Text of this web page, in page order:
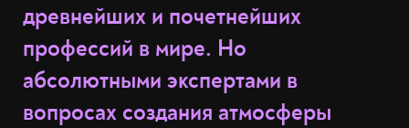
древнейших и почетнейших
профессий в мире. Но
абсолютными экспертами в
вопросах создания атмосферы